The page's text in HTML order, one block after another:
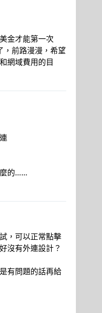
金才能第一次
，前路漫漫，希望
網域費用的目
的……
，可以正常點擊
沒有外連設計？
有問題的話再給